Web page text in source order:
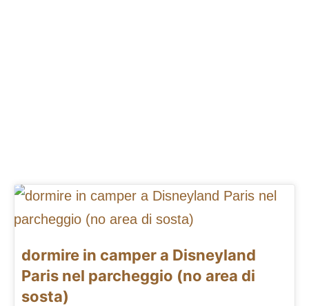
dormire in camper a Disneyland
Paris nel parcheggio (no area di
sosta)